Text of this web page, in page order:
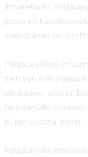
ilmakehään.
jossa eri
vaikutukset on
Hiilijalanjälkeä
tiettyyn
elinkaaren aikana.
hiilijalanjälki
kuten vuotta, kohti.
Hiilijalanjälki